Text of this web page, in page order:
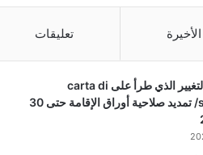
الأخيرة تعليقات
هام ! شرح التغيير الذي طرأ على carta di
soggiorno/ تمديد صلاحية أوراق الإقامة حتى 30